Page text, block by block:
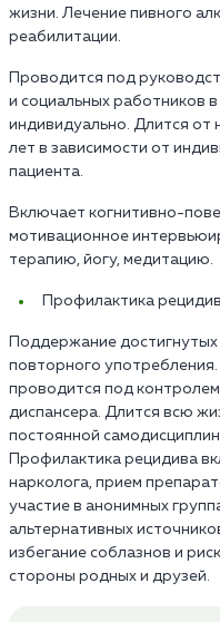
жизни. Лечение пивного
реабилитации.
Проводится под
и социальных работников
индивидуально. Длится от
лет в зависимости от
пациента.
Включает когнитивно-
мотивационное
терапию, йогу, медитацию.
Профилактика
Поддержание
повторного
проводится под
диспансера. Длится всю
постоянной
Профилактика рецидива
нарколога, прием
участие в анонимных
альтернативных
избегание соблазнов и
стороны родных и друзей.